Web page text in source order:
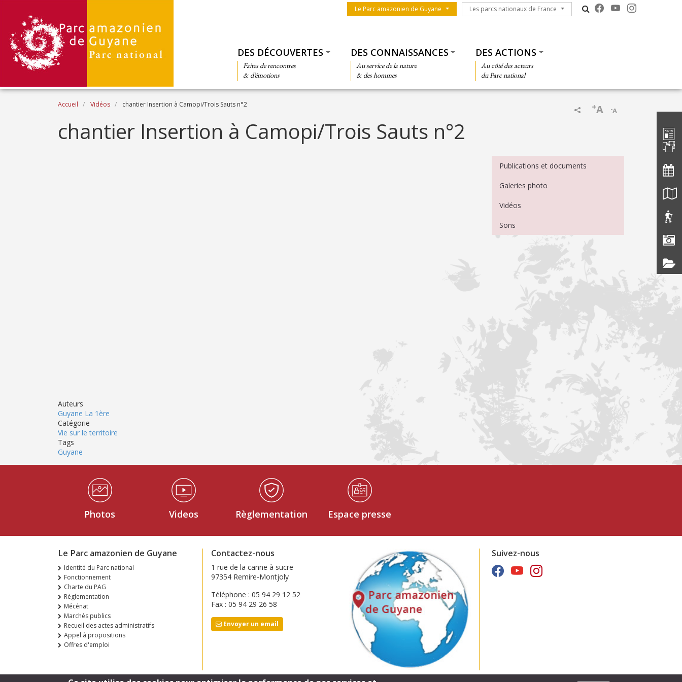
Menu du parc
Le Parc amazonien de Guyane Les parcs nationaux de France
Les parcs nationaux de France
DES DÉCOUVERTES
Faites de rencontres
& d’émotions
DES CONNAISSANCES
Au service de la nature
& des hommes
DES ACTIONS
Au côté des acteurs
du Parc national
Fil d'Ariane
Accueil Vidéos chantier Insertion à Camopi/Trois Sauts n°2
-A
+A
Name
chantier Insertion à Camopi/Trois Sauts n°2
Auteurs
Guyane La 1ère
Catégorie
Vie sur le territoire
Tags
Guyane
Menu Médiathèque
Publications et documents
Galeries photo
Vidéos
Sons
Médiathèque Footer
Photos Videos Règlementation Espace presse
Le Parc amazonien de Guyane
Identité du Parc national
Fonctionnement
Charte du PAG
Règlementation
Mécénat
Marchés publics
Recueil des actes administratifs
Appel à propositions
Offres d'emploi
Contactez-nous
1 rue de la canne à sucre
97354 Remire-Montjoly
Téléphone : 05 94 29 12 52
Fax : 05 94 29 26 58
Envoyer un email
Suivez-nous